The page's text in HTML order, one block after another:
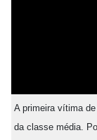
A primeira vítima
da classe média.